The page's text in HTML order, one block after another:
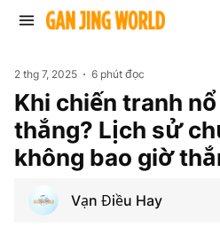
2 thg 7, 2025 6 phút đọc
Khi chiến tranh
thắng? Lịch sử
không bao giờ
Vạn Điều Hay